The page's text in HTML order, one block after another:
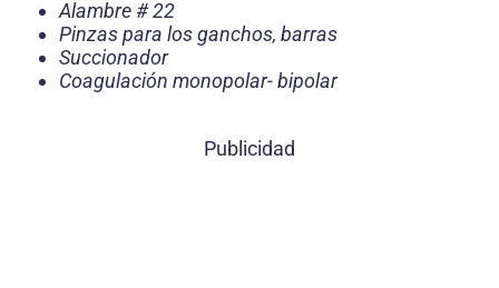
Alambre # 22
Pinzas para los ganchos, barras
Succionador
Coagulación monopolar- bipolar
Publicidad